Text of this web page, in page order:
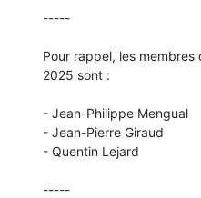
-----
Pour rappel, les
2025 sont :
- Jean-Philippe Mengual
- Jean-Pierre Giraud
- Quentin Lejard
-----